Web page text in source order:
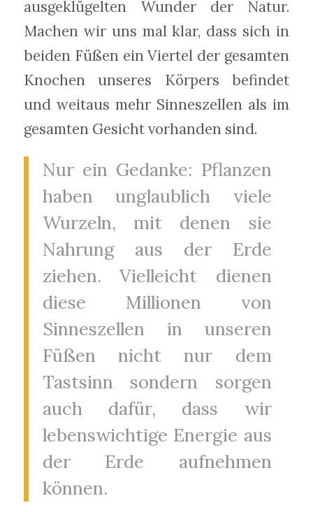
ausgeklügelten Wunder der Natur.
Machen wir uns mal klar, dass sich in
beiden Füßen ein Viertel der gesamten
Knochen unseres Körpers befindet
und weitaus mehr Sinneszellen als im
gesamten Gesicht vorhanden sind.
Nur ein Gedanke: Pflanzen
haben unglaublich viele
Wurzeln, mit denen sie
Nahrung aus der Erde
ziehen. Vielleicht dienen
diese Millionen von
Sinneszellen in unseren
Füßen nicht nur dem
Tastsinn sondern sorgen
auch dafür, dass wir
lebenswichtige Energie aus
der Erde aufnehmen
können.